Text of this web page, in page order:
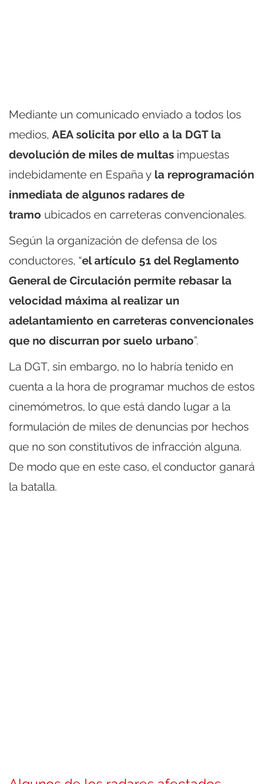
Mediante un comunicado enviado a todos los
medios, AEA solicita por ello a la DGT la
devolución de miles de multas impuestas
indebidamente en España y la reprogramación
inmediata de algunos radares de
tramo ubicados en carreteras convencionales.
Según la organización de defensa de los
conductores, “el artículo 51 del Reglamento
General de Circulación permite rebasar la
velocidad máxima al realizar un
adelantamiento en carreteras convencionales
que no discurran por suelo urbano”.
La DGT, sin embargo, no lo habría tenido en
cuenta a la hora de programar muchos de estos
cinemómetros, lo que está dando lugar a la
formulación de miles de denuncias por hechos
que no son constitutivos de infracción alguna.
De modo que en este caso, el conductor ganará
la batalla.